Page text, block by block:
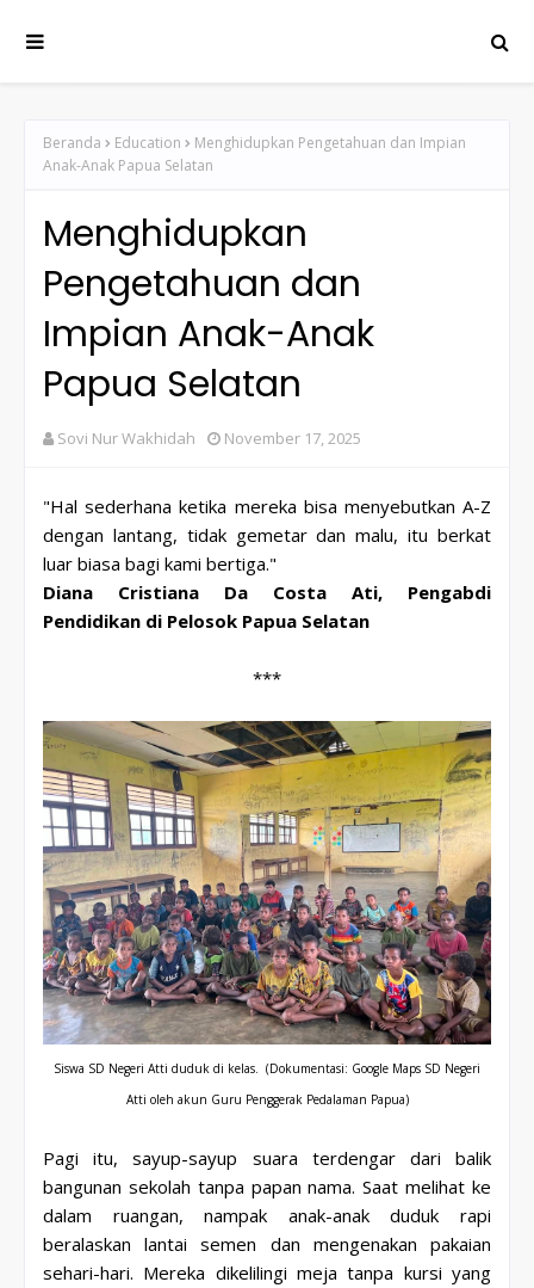
Beranda Education
Menghidupkan Pengetahuan dan Impian
Anak-Anak Papua Selatan
Menghidupkan
Pengetahuan dan
Impian Anak-Anak
Papua Selatan
Sovi Nur Wakhidah November 17, 2025
"Hal sederhana ketika mereka bisa menyebutkan A-Z
dengan lantang, tidak gemetar dan malu, itu berkat
luar biasa bagi kami bertiga."
Diana Cristiana Da Costa Ati, Pengabdi
Pendidikan di Pelosok Papua Selatan
***
Siswa SD Negeri Atti duduk di kelas. (Dokumentasi: Google Maps SD Negeri
Atti oleh akun Guru Penggerak Pedalaman Papua)
Pagi itu, sayup-sayup suara terdengar dari balik
bangunan sekolah tanpa papan nama. Saat melihat ke
dalam ruangan, nampak anak-anak duduk rapi
beralaskan lantai semen dan mengenakan pakaian
sehari-hari. Mereka dikelilingi meja tanpa kursi yang